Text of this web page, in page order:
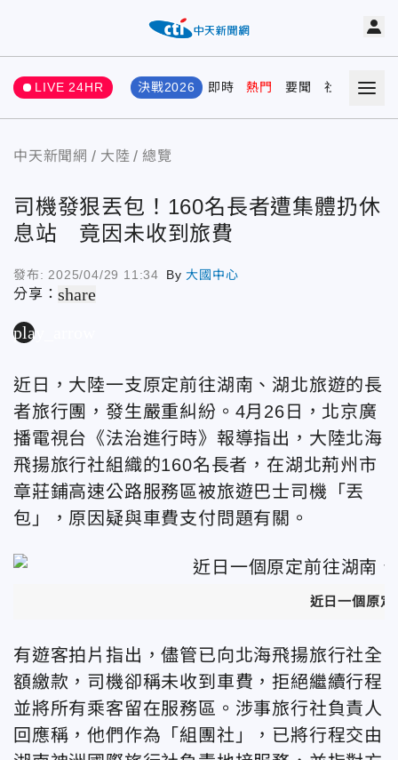
LIVE 24HR 決戰2026 即時 熱門 要聞 社會 娛樂
中天新聞網 大陸 總覽
司機發狠丟包！160名長者遭集體扔休
息站 竟因未收到旅費
發布: 2025/04/29 11:34 By 大國中心
分享：share
play_arrow
近日，大陸一支原定前往湖南、湖北旅遊的長
者旅行團，發生嚴重糾紛。4月26日，北京廣
播電視台《法治進行時》報導指出，大陸北海
飛揚旅行社組織的160名長者，在湖北荊州市
章莊鋪高速公路服務區被旅遊巴士司機「丟
包」，原因疑與車費支付問題有關。
近日一個原
有遊客拍片指出，儘管已向北海飛揚旅行社全
額繳款，司機卻稱未收到車費，拒絕繼續行程
並將所有乘客留在服務區。涉事旅行社負責人
回應稱，他們作為「組團社」，已將行程交由